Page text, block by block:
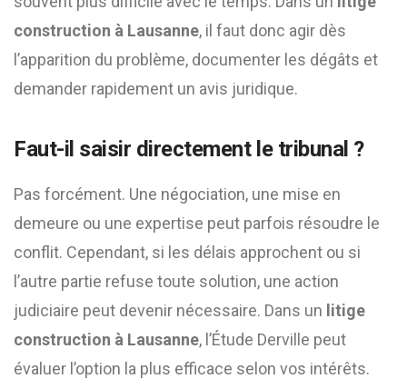
construction à Lausanne, il faut donc agir dès
l’apparition du problème, documenter les dégâts et
demander rapidement un avis juridique.
Faut-il saisir directement le tribunal ?
Pas forcément. Une négociation, une mise en
demeure ou une expertise peut parfois résoudre le
conflit. Cependant, si les délais approchent ou si
l’autre partie refuse toute solution, une action
judiciaire peut devenir nécessaire. Dans un litige
construction à Lausanne, l’Étude Derville peut
évaluer l’option la plus efficace selon vos intérêts.